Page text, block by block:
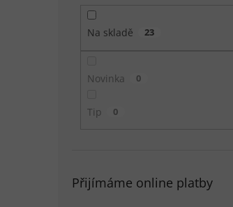
Na skladě 23
Novinka 0
Tip 0
Přijímáme online platby